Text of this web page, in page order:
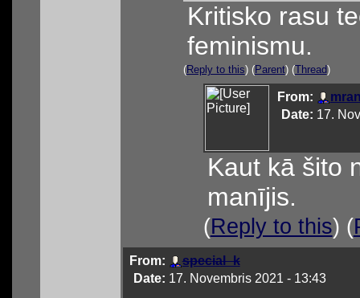
Kritisko rasu
feminismu.
(Reply to this) (Parent) (Thread)
From:
Date: 17.
Kaut kā šito
manījis.
(Reply to this) (
From:
special_k
Date: 17. Novembris 2021 - 13:43